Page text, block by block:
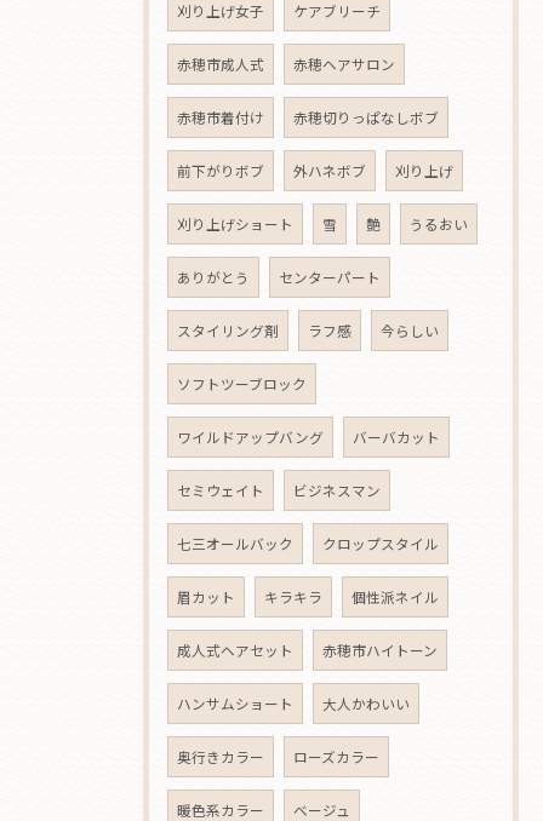
刈り上げ女子 ケアブリーチ
赤穂市成人式 赤穂ヘアサロン
赤穂市着付け 赤穂切りっぱなしボブ
前下がりボブ 外ハネボブ 刈り上げ
刈り上げショート 雪 艶 うるおい
ありがとう センターパート
スタイリング剤 ラフ感 今らしい
ソフトツーブロック
ワイルドアップバング バーバカット
セミウェイト ビジネスマン
七三オールバック クロップスタイル
眉カット キラキラ 個性派ネイル
成人式ヘアセット 赤穂市ハイトーン
ハンサムショート 大人かわいい
奥行きカラー ローズカラー
暖色系カラー ベージュ